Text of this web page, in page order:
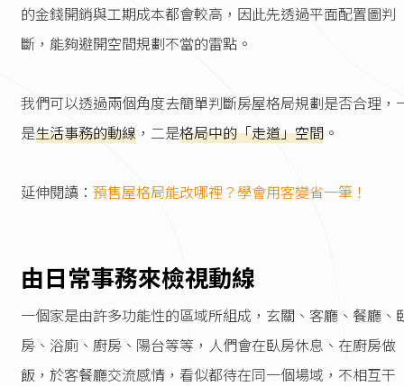
的金錢開銷與工期成本都會較高，因此先透過平面配置圖判
斷，能夠避開空間規劃不當的雷點。
我們可以透過兩個角度去簡單判斷房屋格局規劃是否合理，
是生活事務的動線 ，二是格局中的「走道」空間 。
延伸閱讀： 預售屋格局能改哪裡？學會用客變省一筆！
由日常事務來檢視動線
一個家是由許多功能性的區域所組成，玄關、客廳、餐廳、
房、浴廁、廚房、陽台等等，人們會在臥房休息、在廚房做
飯，於客餐廳交流感情，看似都待在同一個場域，不相互干